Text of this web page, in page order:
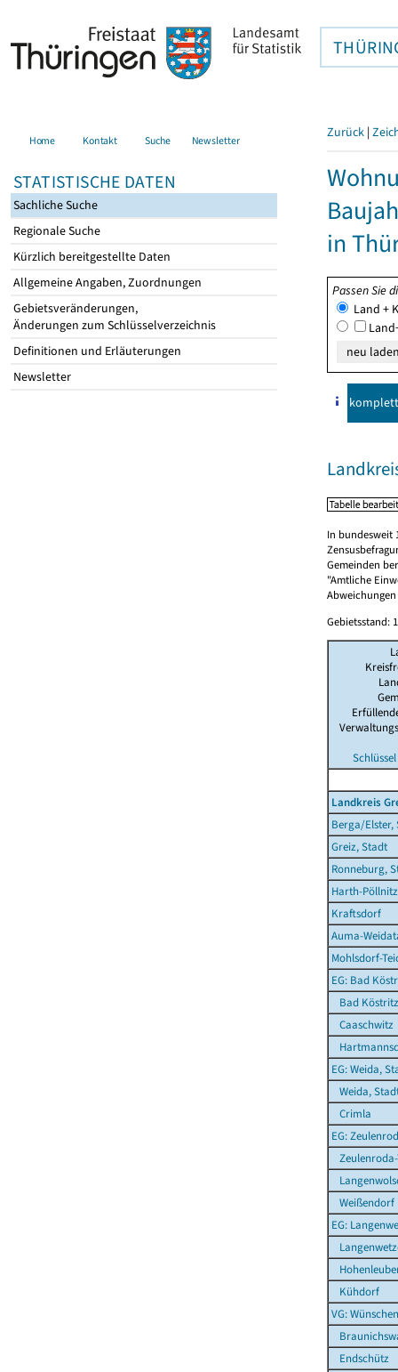
Home Kontakt Suche Newsletter
STATISTISCHE DATEN
Sachliche Suche
Regionale Suche
Kürzlich bereitgestellte Daten
Allgemeine Angaben, Zuordnungen
Gebietsveränderungen,
Änderungen zum Schlüsselverzeichnis
Definitionen und Erläuterungen
Newsletter
Zurück |
in
Passen Sie
Land +
komplett
In bundesweit
Gemeinden
"Amtliche
Gebietsstand:
Landkreis
Berga/Elster,
Greiz, Stadt
Ronneburg,
Harth-Pöllnitz
Kraftsdorf
Auma-
Mohlsdorf-
EG: Bad
Bad
Caaschwitz
EG: Weida,
Weida,
Crimla
EG:
Weißendorf
EG:
Kühdorf
VG:
Endschütz